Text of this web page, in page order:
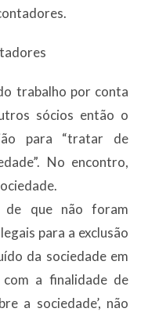
trabalho por conta
sócios então o
para “tratar de
No encontro,
que não foram
para a exclusão
da sociedade em
a finalidade de
a sociedade’, não